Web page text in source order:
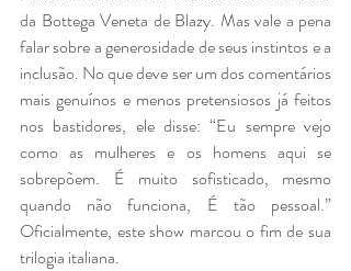
da Bottega Veneta de Blazy. Mas vale a pena
falar sobre a generosidade de seus instintos e a
inclusão. No que deve ser um dos comentários
mais genuínos e menos pretensiosos já feitos
nos bastidores, ele disse: “Eu sempre vejo
como as mulheres e os homens aqui se
sobrepõem. É muito sofisticado, mesmo
quando não funciona, É tão pessoal.”
Oficialmente, este show marcou o fim de sua
trilogia italiana.